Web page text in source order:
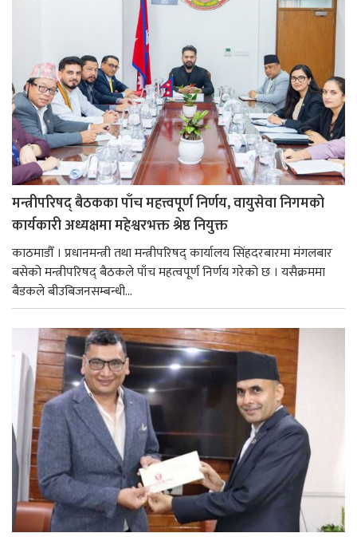
मन्त्रीपरिषद् बैठकका पाँच महत्त्वपूर्ण निर्णय, वायुसेवा निगमको
कार्यकारी अध्यक्षमा महेश्वरभक्त श्रेष्ठ नियुक्त
काठमाडौँ । प्रधानमन्त्री तथा मन्त्रीपरिषद् कार्यालय सिंहदरबारमा मंगलबार
बसेको मन्त्रीपरिषद् बैठकले पाँच महत्वपूर्ण निर्णय गरेको छ । यसैक्रममा
बैडकले बीउबिजनसम्बन्धी...